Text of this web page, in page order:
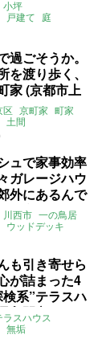
)
小坪
戸建て 庭
ス
過ごそうか。
を渡り歩く、
家 (京都市上
買物件)
区 京町家 町家
土間
ょうこ
ュで家事効率
ガレージハウ
外にあるんで
西市156㎡の
川西市 一の鳥居
ウッドデッキ
蘇子
売買
も引き寄せら
が詰まった4
系”テラスハ
入間市77㎡の
ラスハウス
無垢